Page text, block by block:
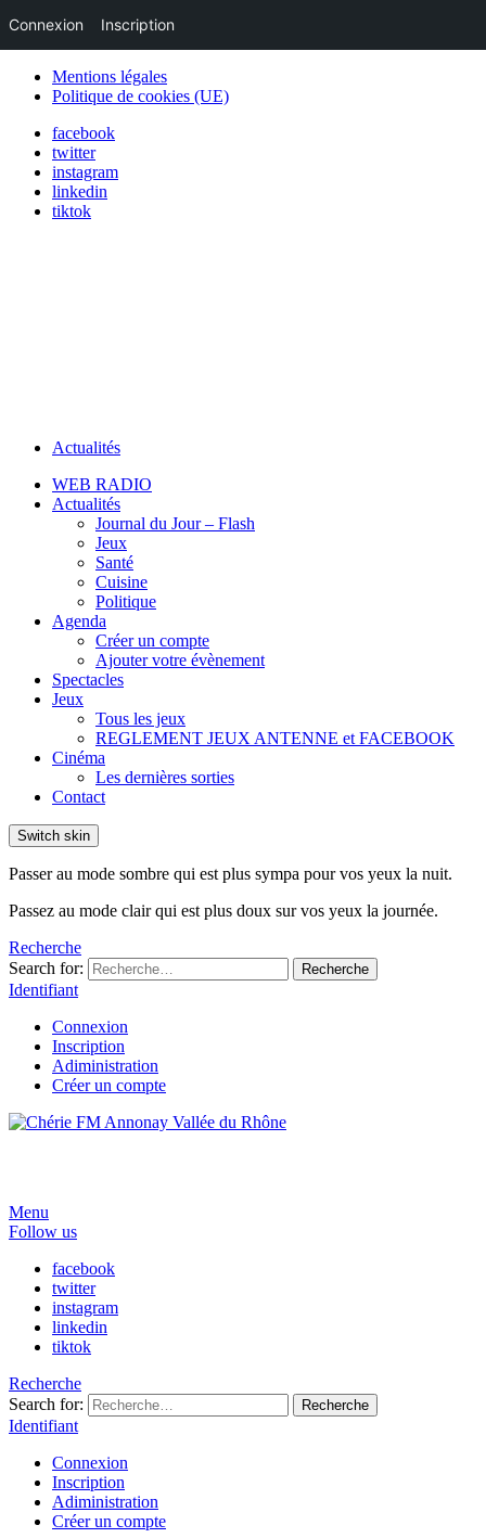
Mentions légales
Politique de cookies (UE)
facebook
twitter
instagram
linkedin
tiktok
Actualités
WEB RADIO
Actualités
Journal du Jour – Flash
Jeux
Santé
Cuisine
Politique
Agenda
Créer un compte
Ajouter votre évènement
Spectacles
Jeux
Tous les jeux
REGLEMENT JEUX ANTENNE et FACEBOOK
Cinéma
Les dernières sorties
Contact
Switch skin
Passer au mode sombre qui est plus sympa pour vos yeux la nuit.
Passez au mode clair qui est plus doux sur vos yeux la journée.
Recherche
Search for:
Recherche
Identifiant
Connexion
Inscription
Adiministration
Créer un compte
Menu
Follow us
facebook
twitter
instagram
linkedin
tiktok
Recherche
Search for:
Recherche
Identifiant
Connexion
Inscription
Adiministration
Créer un compte
Connexion Inscription